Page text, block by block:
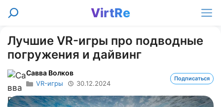
Перейти
VirtRe
Поиск
Лучшие VR-игры про подводные
погружения и дайвинг
Савва Волков
VR-игры 30.12.2024
Подписаться